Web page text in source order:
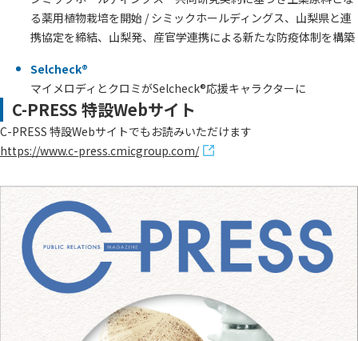
る薬用植物栽培を開始 / シミックホールディングス、山梨県と連
携協定を締結、山梨発、産官学連携による新たな防疫体制を構築
Selcheck®
マイメロディとクロミがSelcheck®応援キャラクターに
C-PRESS 特設Webサイト
C-PRESS 特設Webサイトでもお読みいただけます
https://www.c-press.cmicgroup.com/